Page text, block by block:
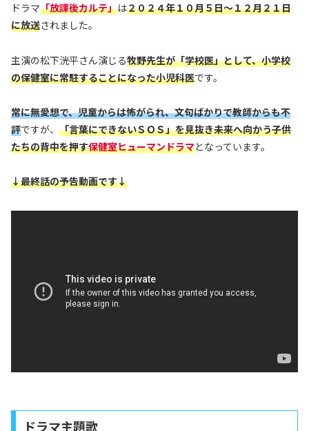
ドラマ「放課後カルテ」は２０２４年１０月５日～１２月２１日
に放送されました。
主演の松下洸平さん演じる牧野先生が「学校医」として、小学校
の保健室に常駐することになった小児科医です。
常に無愛想で、児童からは怖がられ、文句ばかりで教師からも不
評ですが、 「言葉にできないＳＯＳ」を見抜き未来へ向かう子供
たちの背中を押す保健室ヒューマンドラマとなっています。
↓最終話の予告動画です↓
ドラマ主題歌